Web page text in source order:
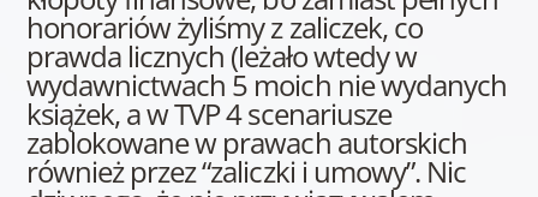
honorariów żyliśmy z zaliczek, co
prawda licznych (leżało wtedy w
wydawnictwach 5 moich nie wydanych
książek, a w TVP 4 scenariusze
zablokowane w prawach autorskich
również przez “zaliczki i umowy”. Nic